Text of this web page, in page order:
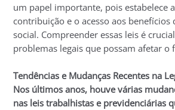
um papel importante, pois estabelece
contribuição e o acesso aos benefícios
social. Compreender essas leis é
problemas legais que possam afetar o
Tendências e Mudanças Recentes na
Nos últimos anos, houve várias
nas leis trabalhistas e previdenciárias